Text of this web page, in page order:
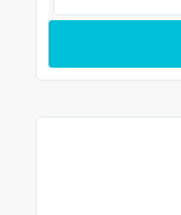
• Masszív varrás
• Ács-, asztalos-
• Karbantartási